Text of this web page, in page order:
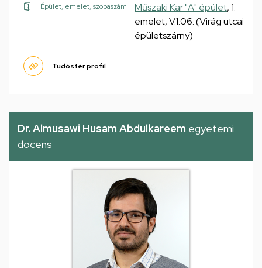
Épület, emelet, szobaszám Műszaki Kar "A" épület, 1.
emelet, V.1.06. (Virág utcai
épületszárny)
Tudóstér profil
Dr. Almusawi Husam Abdulkareem egyetemi
docens